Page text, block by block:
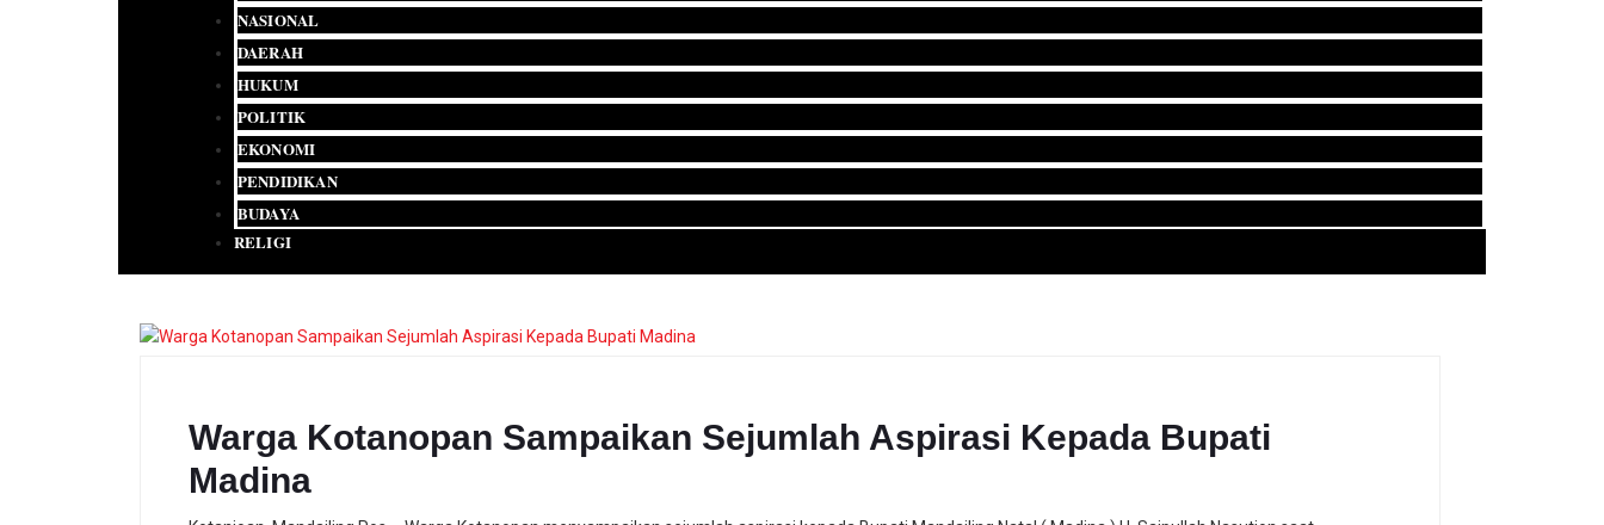
NASIONAL
DAERAH
HUKUM
POLITIK
EKONOMI
PENDIDIKAN
BUDAYA
RELIGI
Warga Kotanopan Sampaikan Sejumlah Aspirasi Kepada Bupati
Madina